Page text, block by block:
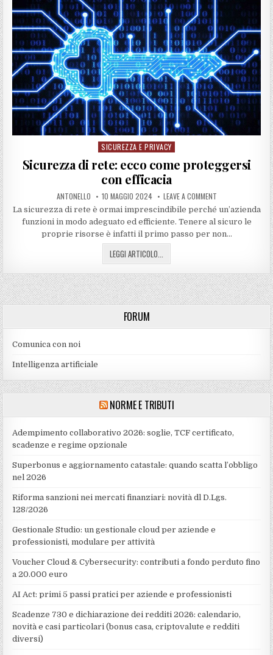
Posted
in
SICUREZZA E PRIVACY
Sicurezza di rete: ecco come proteggersi
con efficacia
ANTONELLO 10 MAGGIO 2024 LEAVE A COMMENT
La sicurezza di rete è ormai imprescindibile perché un’azienda
funzioni in modo adeguato ed efficiente. Tenere al sicuro le
proprie risorse è infatti il primo passo per non…
LEGGI ARTICOLO...
FORUM
Comunica con noi
Intelligenza artificiale
NORME E TRIBUTI
Adempimento collaborativo 2026: soglie, TCF certificato,
scadenze e regime opzionale
Superbonus e aggiornamento catastale: quando scatta l’obbligo
nel 2026
Riforma sanzioni nei mercati finanziari: novità dl D.Lgs.
128/2026
Gestionale Studio: un gestionale cloud per aziende e
professionisti, modulare per attività
Voucher Cloud & Cybersecurity: contributi a fondo perduto fino
a 20.000 euro
AI Act: primi 5 passi pratici per aziende e professionisti
Scadenze 730 e dichiarazione dei redditi 2026: calendario,
novità e casi particolari (bonus casa, criptovalute e redditi
diversi)